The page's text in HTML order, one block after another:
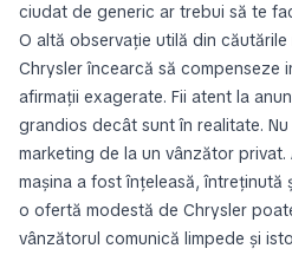
ciudat de generic ar trebui să te
O altă observație utilă din căutările
Chrysler încearcă să compenseze
afirmații exagerate. Fii atent la
grandios decât sunt în realitate.
marketing de la un vânzător privat.
mașina a fost înțeleasă, întreținută
o ofertă modestă de Chrysler
vânzătorul comunică limpede și